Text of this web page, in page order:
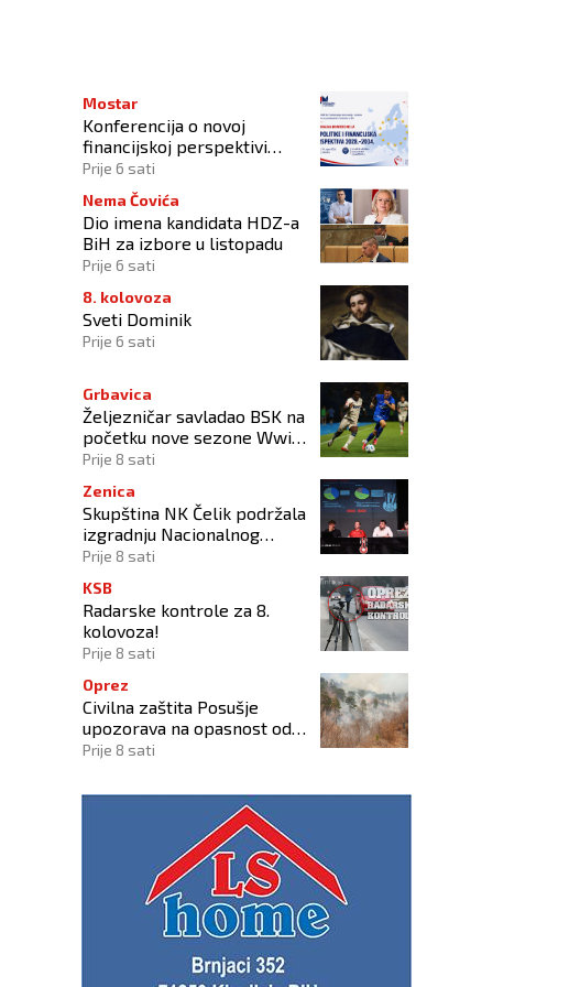
stradanja osmero djece u Vitezu
Mostar
Konferencija o novoj
financijskoj perspektivi
Europske unije 2028.–2034.
Prije 6 sati
Nema Čovića
Dio imena kandidata HDZ-a
BiH za izbore u listopadu
Prije 6 sati
8. kolovoza
Sveti Dominik
Prije 6 sati
Grbavica
Željezničar savladao BSK na
početku nove sezone Wwin
lige BiH
Prije 8 sati
Zenica
Skupština NK Čelik podržala
izgradnju Nacionalnog
stadiona
Prije 8 sati
KSB
Radarske kontrole za 8.
kolovoza!
Prije 8 sati
Oprez
Civilna zaštita Posušje
upozorava na opasnost od
požara na Blidinju
Prije 8 sati